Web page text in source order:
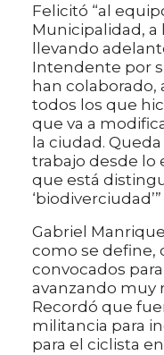
Felicitó “al
Municipalidad, a
llevando
Intendente por
han colaborado,
todos los que
que va a
la ciudad.
trabajo desde lo
que está
‘biodiverciudad’”
Gabriel
como se define,
convocados
avanzando muy
Recordó que
militancia para
para el ciclista